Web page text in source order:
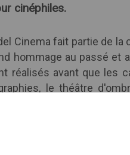
cinéphiles.
Cinema fait partie de
hommage au passé et
réalisés avant que les
le théâtre